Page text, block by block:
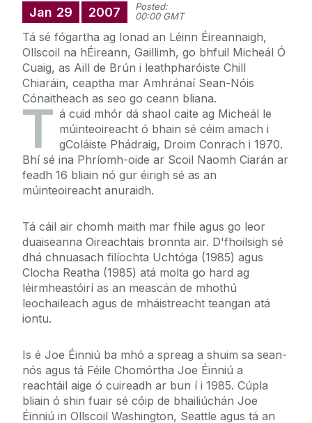
Jan 29 2007
Posted:
00:00 GMT
Tá sé fógartha ag Ionad an Léinn Éireannaigh,
Ollscoil na hÉireann, Gaillimh, go bhfuil Micheál Ó
Cuaig, as Aill de Brún i leathpharóiste Chill
Chiaráin, ceaptha mar Amhránaí Sean-Nóis
Cónaitheach as seo go ceann bliana.
T á cuid mhór dá shaol caite ag Micheál le
múinteoireacht ó bhain sé céim amach i
gColáiste Phádraig, Droim Conrach i 1970.
Bhí sé ina Phríomh-oide ar Scoil Naomh Ciarán ar
feadh 16 bliain nó gur éirigh sé as an
múinteoireacht anuraidh.
Tá cáil air chomh maith mar fhile agus go leor
duaiseanna Oireachtais bronnta air. D'fhoilsigh sé
dhá chnuasach filíochta Uchtóga (1985) agus
Clocha Reatha (1985) atá molta go hard ag
léirmheastóirí as an meascán de mhothú
leochaileach agus de mháistreacht teangan atá
iontu.
Is é Joe Éinniú ba mhó a spreag a shuim sa sean-
nós agus tá Féile Chomórtha Joe Éinniú a
reachtáil aige ó cuireadh ar bun í i 1985. Cúpla
bliain ó shin fuair sé cóip de bhailiúchán Joe
Éinniú in Ollscoil Washington, Seattle agus tá an